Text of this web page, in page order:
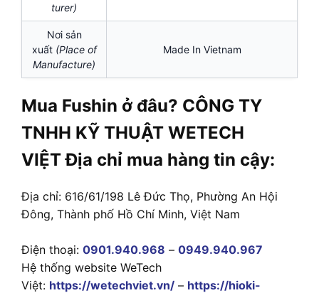
turer)
Nơi sản
xuất (Place of
Manufacture)
Made In Vietnam
Mua Fushin ở đâu? CÔNG TY
TNHH KỸ THUẬT WETECH
VIỆT Địa chỉ mua hàng tin cậy:
Địa chỉ: 616/61/198 Lê Đức Thọ, Phường An Hội
Đông, Thành phố Hồ Chí Minh, Việt Nam
Điện thoại: 0901.940.968 – 0949.940.967
Hệ thống website WeTech
Việt: https://wetechviet.vn/ – https://hioki-